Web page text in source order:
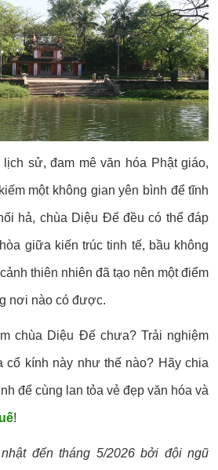
sử, đam mê văn hóa Phật giáo,
một không gian yên bình để tĩnh
hả, chùa Diệu Đế đều có thể đáp
giữa kiến trúc tinh tế, bầu không
thiên nhiên đã tạo nên một điểm
nơi nào có được.
chùa Diệu Đế chưa? Trải nghiệm
cổ kính này như thế nào? Hãy chia
để cùng lan tỏa vẻ đẹp văn hóa và
!
đến tháng 5/2026 bởi đội ngũ